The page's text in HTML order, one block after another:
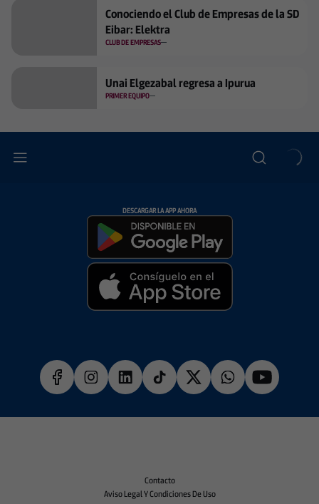
Conociendo el Club de Empresas de la SD
Eibar: Elektra
CLUB DE EMPRESAS
Unai Elgezabal regresa a Ipurua
PRIMER EQUIPO
DESCARGAR LA APP AHORA
Contacto
Aviso Legal Y Condiciones De Uso